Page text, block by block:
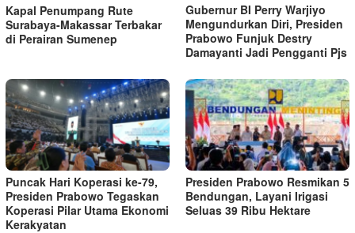
Kapal Penumpang Rute
Surabaya-Makassar Terbakar
di Perairan Sumenep
Gubernur BI Perry Warjiyo
Mengundurkan Diri, Presiden
Prabowo Funjuk Destry
Damayanti Jadi Pengganti Pjs
Puncak Hari Koperasi ke-79,
Presiden Prabowo Tegaskan
Koperasi Pilar Utama Ekonomi
Kerakyatan
Presiden Prabowo Resmikan 5
Bendungan, Layani Irigasi
Seluas 39 Ribu Hektare